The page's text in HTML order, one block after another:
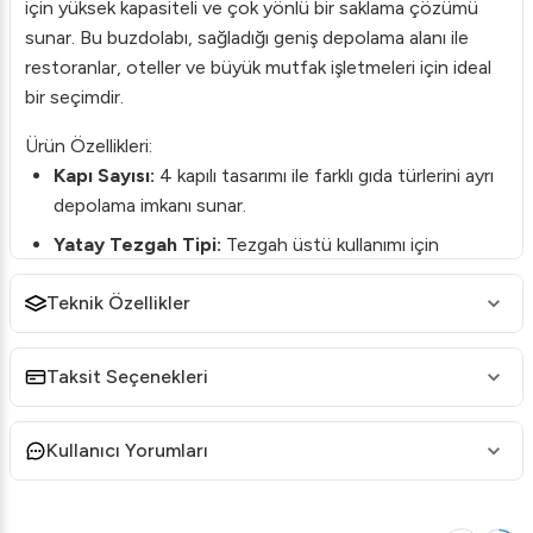
için yüksek kapasiteli ve çok yönlü bir saklama çözümü
sunar. Bu buzdolabı, sağladığı geniş depolama alanı ile
restoranlar, oteller ve büyük mutfak işletmeleri için ideal
bir seçimdir.
Ürün Özellikleri:
Kapı Sayısı: 4 kapılı tasarımı ile farklı gıda türlerini ayrı
depolama imkanı sunar.
Yatay Tezgah Tipi: Tezgah üstü kullanımı için
uygundur; pratik bir çalışma yüzeyi sağlar.
Malzeme:Dayanıklı ve hijyenik paslanmaz çelik gövde.
Isı Derecesi Ayarı:Ayarlanabilir termostat ile farklı
sıcaklık ihtiyaçlarınıza uygun ayarlama yapabilirsiniz.
Enerji Verimliliği:Düşük enerji tüketimi ile işletme
maliyetlerinizi azaltır.
Teknik Özellikler
Taksit Seçenekleri
Kullanıcı Yorumları